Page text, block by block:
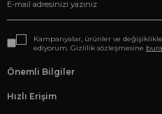
Kampanyalar, ürünler ve
ediyorum. Gizlilik sözleşmesine
Önemli Bilgiler
Hızlı Erişim